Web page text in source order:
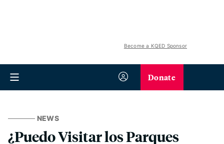
Become a KQED Sponsor
Donate
NEWS
¿Puedo Visitar los Parques